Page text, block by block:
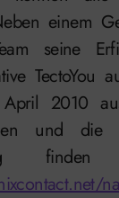
einem
seine
TectoYou
2010
und die